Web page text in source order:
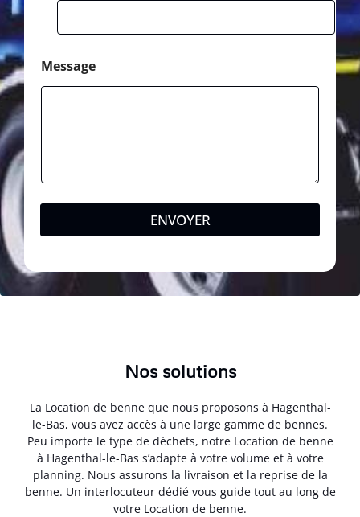
Message
ENVOYER
Nos solutions
La Location de benne que nous proposons à Hagenthal-
le-Bas, vous avez accès à une large gamme de bennes.
Peu importe le type de déchets, notre Location de benne
à Hagenthal-le-Bas s’adapte à votre volume et à votre
planning. Nous assurons la livraison et la reprise de la
benne. Un interlocuteur dédié vous guide tout au long de
votre Location de benne.